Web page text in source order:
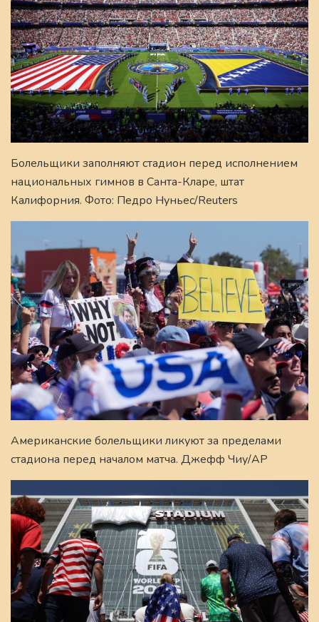
Болельщики заполняют стадион перед исполнением
национальных гимнов в Санта-Кларе, штат
Калифорния. Фото: Педро Нуньес/Reuters
Американские болельщики ликуют за пределами
стадиона перед началом матча. Джефф Чиу/AP